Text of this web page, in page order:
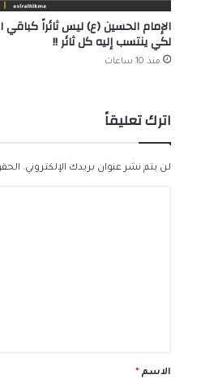
الإمام الحسين (ع) ليس ثائراً كباقي
لكي ينتسب إليه كل ثائر !!
منذ 10 ساعات
اترك تعليقاً
لن يتم نشر عنوان بريدك الإلكتروني.
*الاسم *